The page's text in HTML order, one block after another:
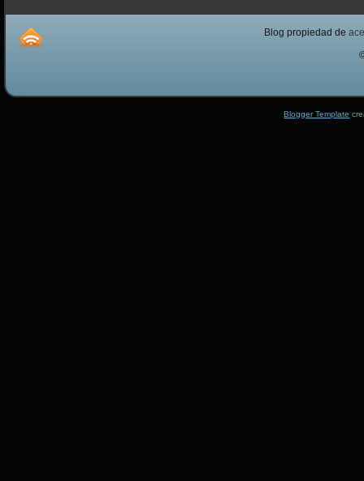
Blog propiedad de
Blogger Template